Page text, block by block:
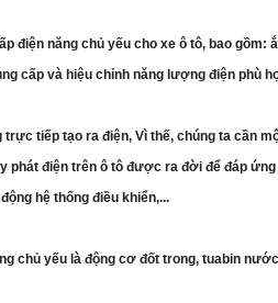
điện năng chủ yếu cho xe ô tô, bao
cấp và hiệu chỉnh năng lượng điện phù
tiếp tạo ra điện, Vì thế, chúng ta cần
điện trên ô tô được ra đời để đáp
hệ thống điều khiển,...
chủ yếu là động cơ đốt trong, tuabin